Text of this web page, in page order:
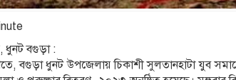
ধুনট বগুড়া :
বগুড়া ধুনট উপজেলায় চিকাশী সুলতানহাটা যুব